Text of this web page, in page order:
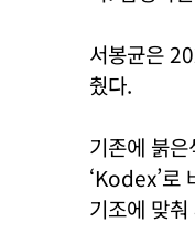
서봉균은
췄다.
기존에 붉
‘Kodex’로
기조에 맞